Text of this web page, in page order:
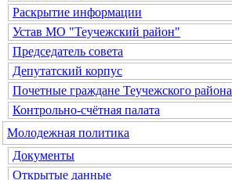
Раскрытие информации
Устав МО "Теучежский район"
Председатель совета
Депутатский корпус
Почетные граждане Теучежского района
Контрольно-счётная палата
Молодежная политика
Документы
Открытые данные